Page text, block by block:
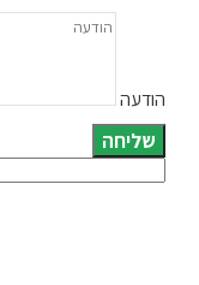
הודעה
שליחה